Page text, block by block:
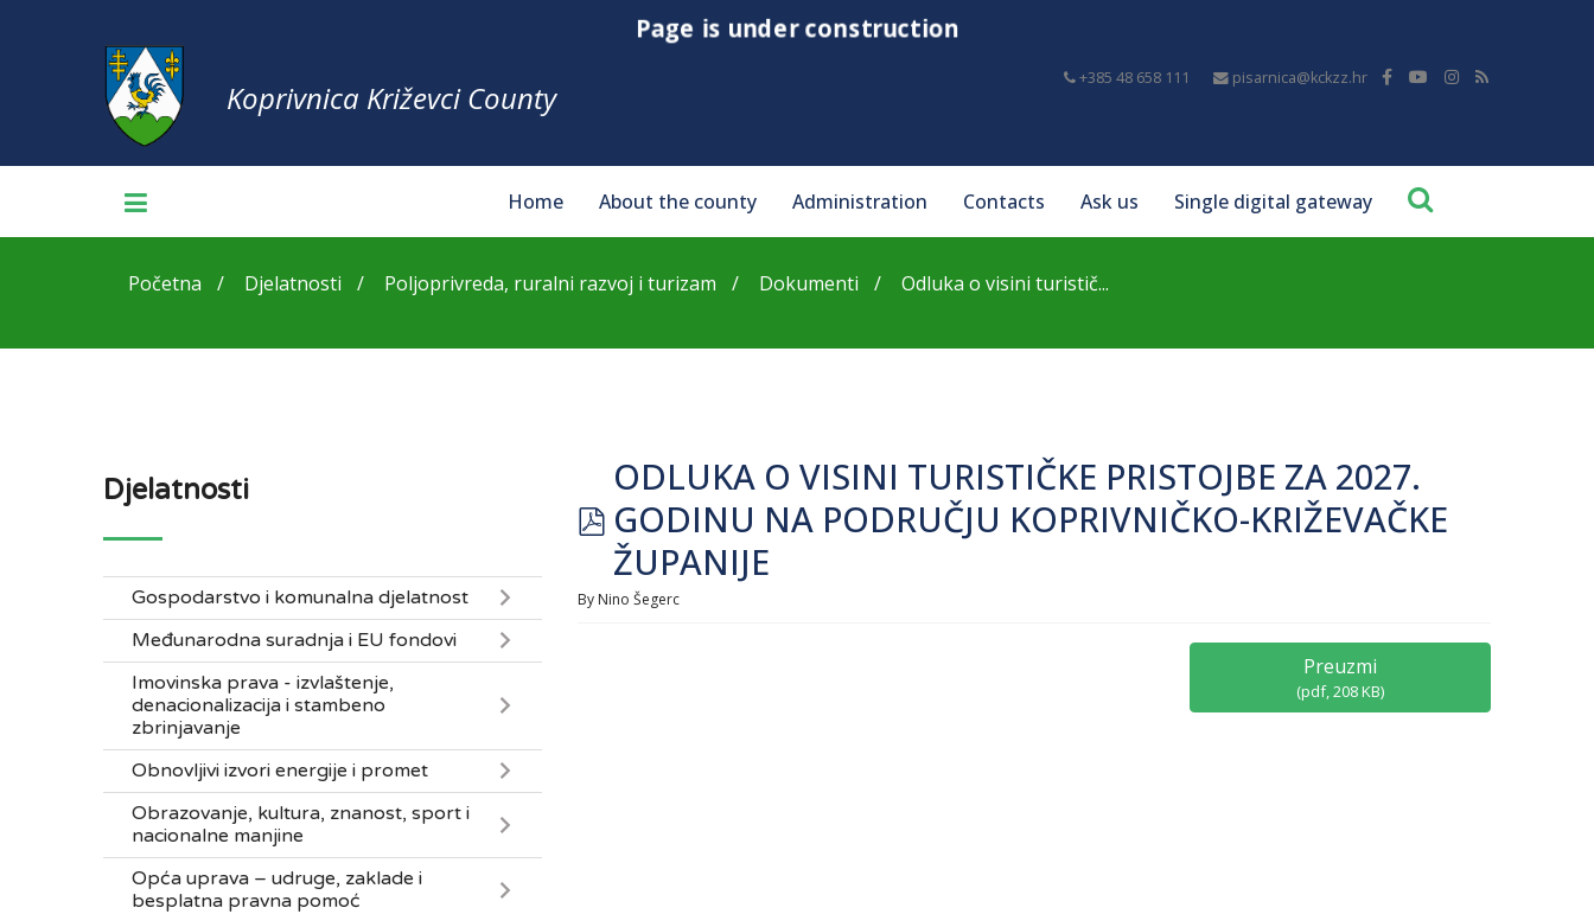
Page is under construction
+385 48 658 111 pisarnica@kckzz.hr
Koprivnica Križevci County
Home About the county Administration Contacts Ask us Single digital gateway
Početna Djelatnosti Poljoprivreda, ruralni razvoj i turizam Dokumenti Odluka o visini turistič...
Djelatnosti
Gospodarstvo i komunalna djelatnost
Međunarodna suradnja i EU fondovi
Imovinska prava - izvlaštenje,
denacionalizacija i stambeno
zbrinjavanje
Obnovljivi izvori energije i promet
Obrazovanje, kultura, znanost, sport i
nacionalne manjine
Opća uprava – udruge, zaklade i
besplatna pravna pomoć
pdf
ODLUKA O VISINI TURISTIČKE PRISTOJBE ZA 2027.
GODINU NA PODRUČJU KOPRIVNIČKO-KRIŽEVAČKE
ŽUPANIJE
By Nino Šegerc
Preuzmi
(pdf,208 KB)